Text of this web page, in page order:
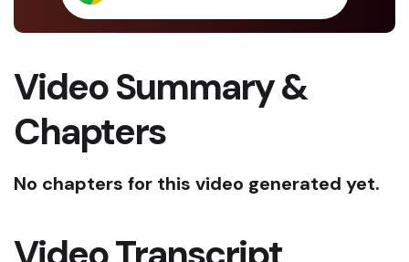
Video Summary &
Chapters
No chapters for this video generated yet.